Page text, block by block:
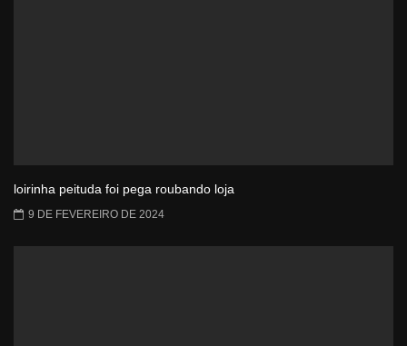
loirinha peituda foi pega roubando loja
9 DE FEVEREIRO DE 2024